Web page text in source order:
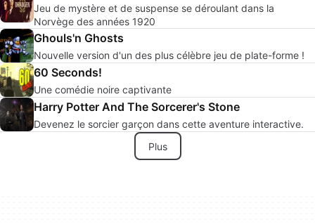
Jeu de mystère et de suspense se déroulant dans la
Norvège des années 1920
Ghouls'n Ghosts
Nouvelle version d'un des plus célèbre jeu de plate-forme !
60 Seconds!
Une comédie noire captivante
Harry Potter And The Sorcerer's Stone
Devenez le sorcier garçon dans cette aventure interactive.
Plus